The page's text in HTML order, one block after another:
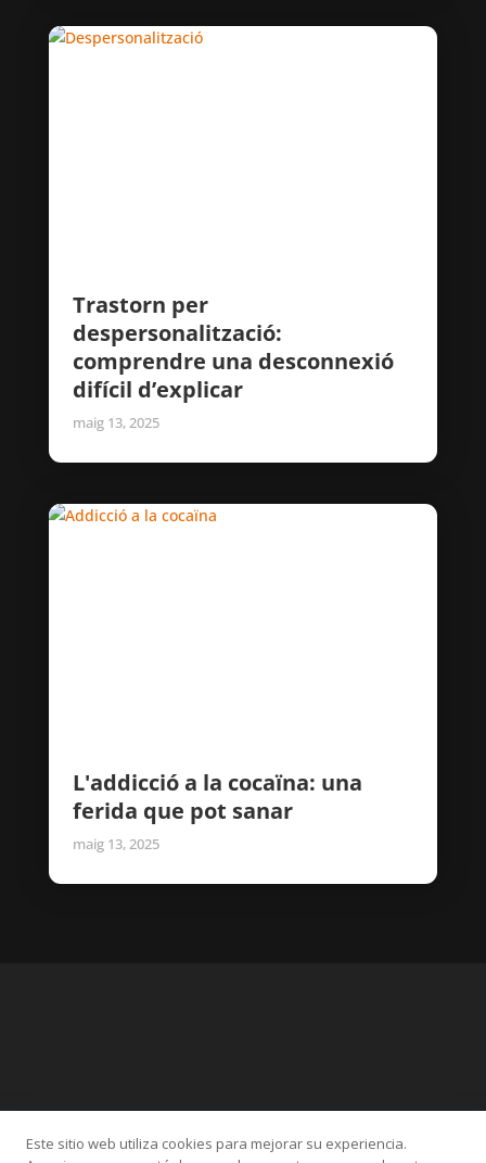
Trastorn per
despersonalització:
comprendre una desconnexió
difícil d’explicar
maig 13, 2025
L'addicció a la cocaïna: una
ferida que pot sanar
maig 13, 2025
Categories
Este sitio web utiliza cookies para mejorar su experiencia.